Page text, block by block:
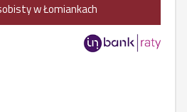
w Łomiankach